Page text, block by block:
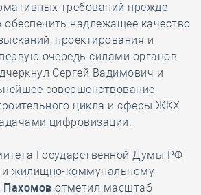
требований прежде
обеспечить надлежащее качество
проектирования и
очередь силами органов
Сергей Вадимович и
совершенствование
цикла и сферы ЖКХ
цифровизации.
Государственной Думы РФ
и жилищно-коммунальному
Пахомов отметил масштаб